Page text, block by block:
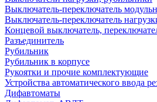
Выключатель-переключатель
Выключатель-переключатель
Концевой выключатель,
Разъединитель
Рубильник
Рубильник в корпусе
Рукоятки и прочие комплектующие
Устройства автоматического ввода
Дифавтоматы